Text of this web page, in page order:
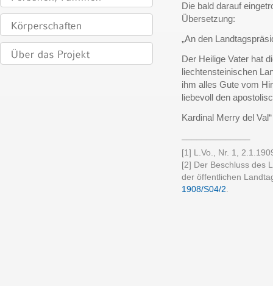
Die bald darauf
Übersetzung:
„An den
Der Heilige Vater hat
liechtensteinischen
ihm alles Gute vom
liebevoll den
Kardinal Merry del Val“
[1] L.Vo., Nr. 1,
[2] Der Beschluss des
der öffentlichen
1908/S04/2.